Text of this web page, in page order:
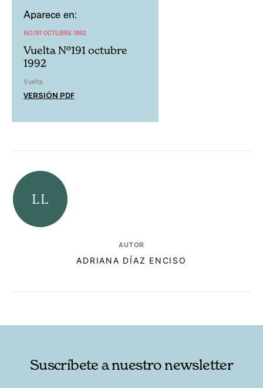
Aparece en:
NO.191 OCTUBRE 1992
Vuelta Nº191 octubre
1992
Vuelta
VERSIÓN PDF
AUTOR
ADRIANA DÍAZ ENCISO
Suscríbete a nuestro newsletter